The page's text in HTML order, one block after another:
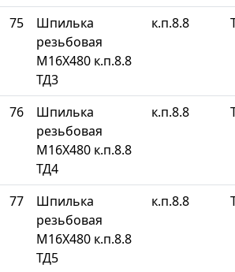
75
Шпилька
резьбовая
М16Х480 к.п.8.8
ТД3
к.п.8.8
76
Шпилька
резьбовая
М16Х480 к.п.8.8
ТД4
к.п.8.8
77
Шпилька
резьбовая
М16Х480 к.п.8.8
ТД5
к.п.8.8